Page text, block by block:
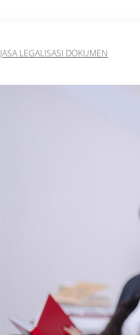
JASA LEGALISASI DOKUMEN